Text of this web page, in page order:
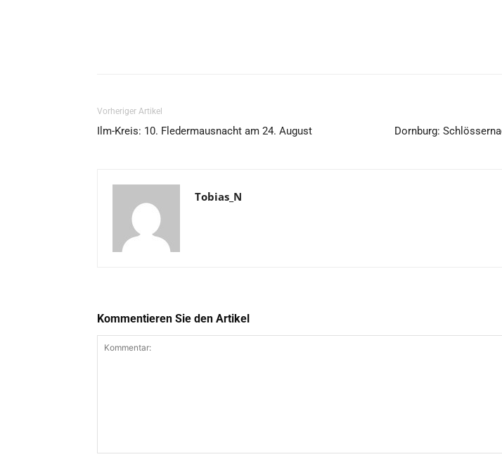
Vorheriger Artikel
Ilm-Kreis: 10. Fledermausnacht am 24. August Dornburg:
Tobias_N
Kommentieren Sie den Artikel